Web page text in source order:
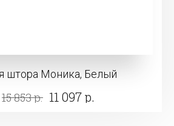
штора Моника, Белый
15 853 р. 11 097 р.